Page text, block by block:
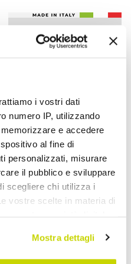
i vostri dati
numero IP, utilizzando
e accedere
al fine di
personalizzati, misurare
il pubblico e sviluppare
scegliere chi utilizza i
vostre scelte in materia di
consenso in qualsiasi
cookie o facendo clic
Mostra dettagli
Drap-housse en lin blanc
pour lit double, design de
luxe Made in Italy -
Fiumano
€ 1.188,98 € 1.486,23 - 20%